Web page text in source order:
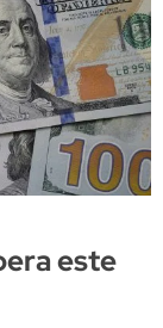
este